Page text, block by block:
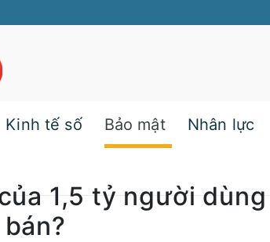
Kinh tế số Bảo mật Nhân lực
1,5 tỷ người dùng